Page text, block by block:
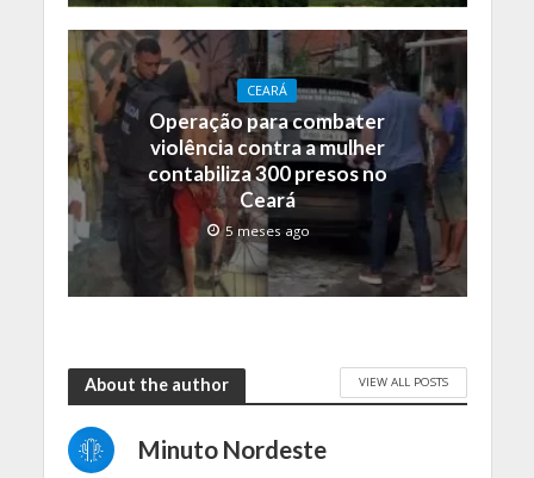
CEARÁ
Operação para combater
violência contra a mulher
contabiliza 300 presos no
Ceará
5 meses ago
About the author VIEW ALL POSTS
Minuto Nordeste